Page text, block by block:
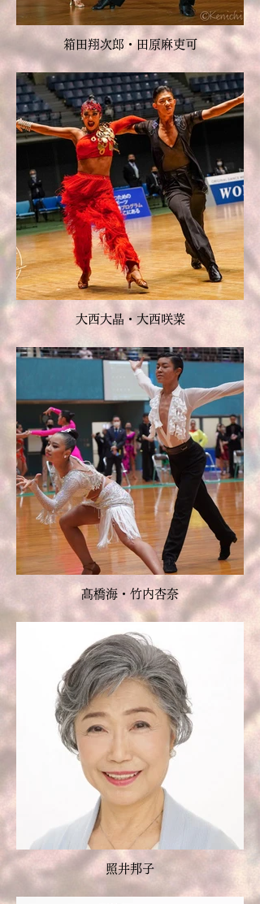
箱田翔次郎・田原麻吏可
大西大晶・大西咲菜
髙橋海・竹内杏奈
照井邦子